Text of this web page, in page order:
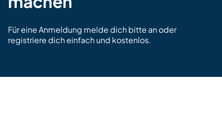
Für eine Anmeldung melde dich bitte anoder
registriere dicheinfach und kostenlos.